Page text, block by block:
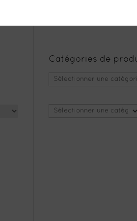
Catégories de
Sélectionner